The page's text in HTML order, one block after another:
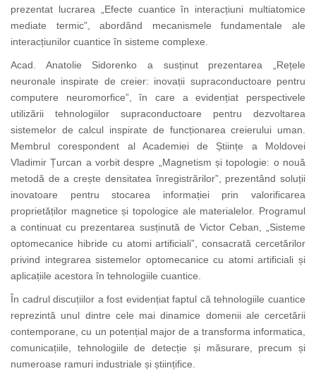
prezentat lucrarea „Efecte cuantice în interacțiuni multiatomice
mediate termic”, abordând mecanismele fundamentale ale
interacțiunilor cuantice în sisteme complexe.
Acad. Anatolie Sidorenko a susținut prezentarea „Rețele
neuronale inspirate de creier: inovații supraconductoare pentru
computere neuromorfice”, în care a evidențiat perspectivele
utilizării tehnologiilor supraconductoare pentru dezvoltarea
sistemelor de calcul inspirate de funcționarea creierului uman.
Membrul corespondent al Academiei de Științe a Moldovei
Vladimir Țurcan a vorbit despre „Magnetism și topologie: o nouă
metodă de a crește densitatea înregistrărilor”, prezentând soluții
inovatoare pentru stocarea informației prin valorificarea
proprietăților magnetice și topologice ale materialelor. Programul
a continuat cu prezentarea susținută de Victor Ceban, „Sisteme
optomecanice hibride cu atomi artificiali”, consacrată cercetărilor
privind integrarea sistemelor optomecanice cu atomi artificiali și
aplicațiile acestora în tehnologiile cuantice.
În cadrul discuțiilor a fost evidențiat faptul că tehnologiile cuantice
reprezintă unul dintre cele mai dinamice domenii ale cercetării
contemporane, cu un potențial major de a transforma informatica,
comunicațiile, tehnologiile de detecție și măsurare, precum și
numeroase ramuri industriale și științifice.